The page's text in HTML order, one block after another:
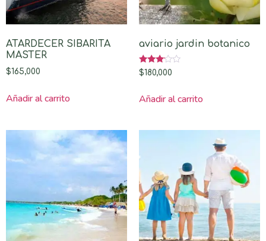
ATARDECER SIBARITA
MASTER
$165,000
Añadir al carrito
aviario jardin botanico
Valorado
con
$180,000
Añadir al carrito